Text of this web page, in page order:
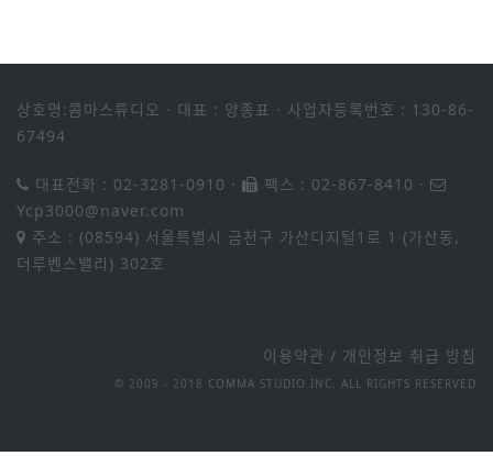
상호명:콤마스튜디오 · 대표 : 양종표 · 사업자등록번호 : 130-86-
67494
대표전화 : 02-3281-0910 · 팩스 : 02-867-8410 ·
Ycp3000@naver.com
주소 : (08594) 서울특별시 금천구 가산디지털1로 1 (가산동,
더루벤스밸리) 302호
이용약관 / 개인정보 취급 방침
© 2009 - 2018 COMMA STUDIO INC. ALL RIGHTS RESERVED